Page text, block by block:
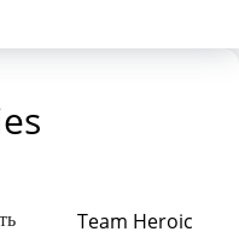
Team Heroic